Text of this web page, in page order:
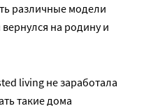
различные модели
вернулся на родину и
living не заработала
такие дома